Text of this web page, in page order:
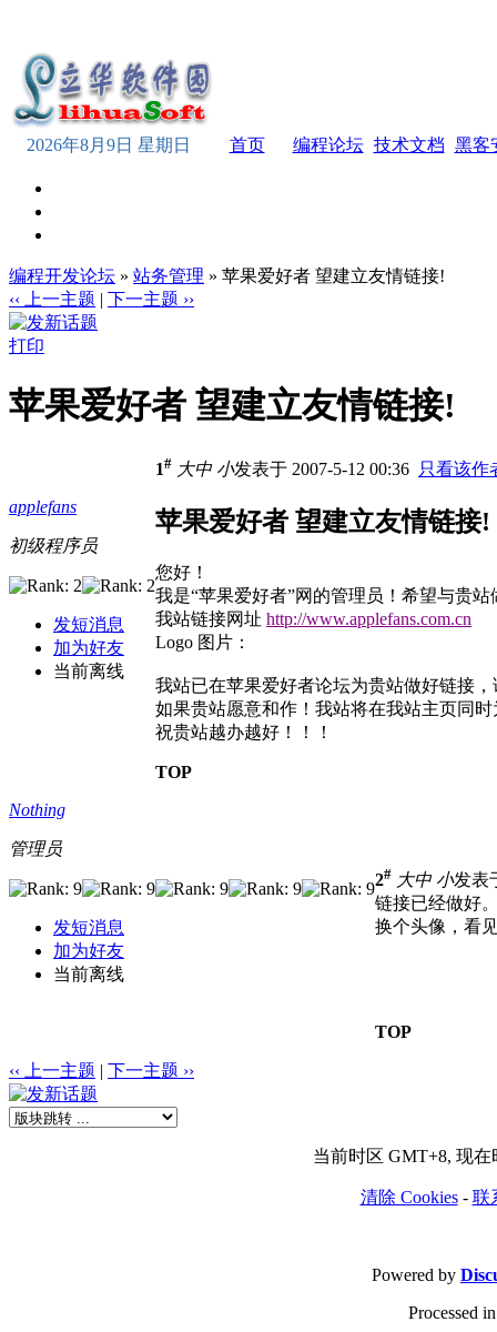
2026年8月9日 星期日 首页 编程论坛 技术文档 黑客
编程开发论坛 » 站务管理 » 苹果爱好者 望建立友情链接!
‹‹ 上一主题 | 下一主题 ››
打印
苹果爱好者 望建立友情链接!
applefans
初级程序员
发短消息
加为好友
当前离线
1# 大中 小发表于 2007-5-12 00:36 只看该作
苹果爱好者 望建立友情链接!
您好！
我是“苹果爱好者”网的管理员！希望与贵站
我站链接网址 http://www.applefans.com.cn
Logo 图片：
我站已在苹果爱好者论坛为贵站做好链接
如果贵站愿意和作！我站将在我站主页同
祝贵站越办越好！！！
TOP
Nothing
管理员
发短消息
加为好友
当前离线
2# 大中 小发表
链接已经做好
换个头像，看
TOP
‹‹ 上一主题 | 下一主题 ››
当前时区 GMT+8, 现在
清除 Cookies- 联
Powered by
Processed